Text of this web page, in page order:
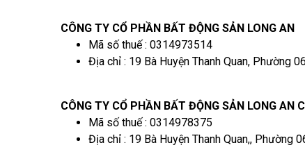
CÔNG TY CỔ PHẦN BẤT ĐỘNG SẢN LONG AN
Mã số thuế : 0314973514
Địa chỉ : 19 Bà Huyện Thanh Quan, Phường
CÔNG TY CỔ PHẦN BẤT ĐỘNG SẢN LONG AN
Mã số thuế : 0314978375
Địa chỉ : 19 Bà Huyện Thanh Quan,, Phường